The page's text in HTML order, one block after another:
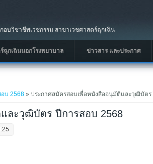
บวิชาชีพเวชกรรม สาขาเวชศาสตร์ฉุกเฉิน
ฉุกเฉินนอกโรงพยาบาล ข่าวสาร และประกาศ
บ 2568 » ประกาศสมัครสอบเพื่อหนังสืออนุมัติและวุฒิบัตร
ละวุฒิบัตร ปีการสอบ 2568